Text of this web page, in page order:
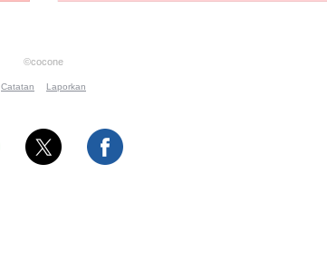
©cocone
Catatan Laporkan